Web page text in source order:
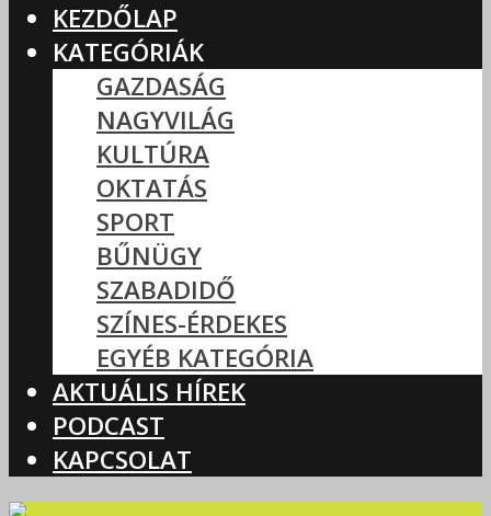
KEZDŐLAP
KATEGÓRIÁK
GAZDASÁG
NAGYVILÁG
KULTÚRA
OKTATÁS
SPORT
BŰNÜGY
SZABADIDŐ
SZÍNES-ÉRDEKES
EGYÉB KATEGÓRIA
AKTUÁLIS HÍREK
PODCAST
KAPCSOLAT